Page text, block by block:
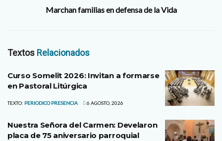
Marchan familias en defensa de la Vida
Textos Relacionados
Curso Somelit 2026: Invitan a formarse
en Pastoral Litúrgica
TEXTO: PERIODICO PRESENCIA 6 AGOSTO, 2026
Nuestra Señora del Carmen: Develaron
placa de 75 aniversario parroquial